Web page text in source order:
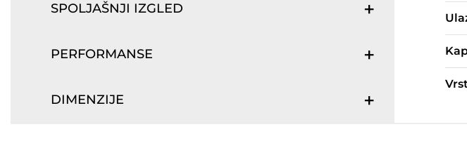
SPOLJAŠNJI IZGLED
PERFORMANSE
DIMENZIJE